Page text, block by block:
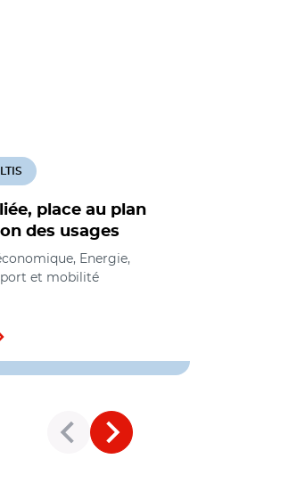
place au plan
des usages
Energie,
et mobilité